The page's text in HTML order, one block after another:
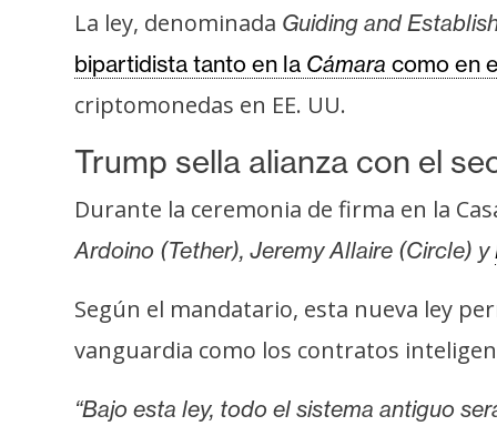
T
m
a
s
R
c
u
s
La ley, denominada Guiding and
bipartidista tanto en la Cámara como en
criptomonedas en EE. UU.
Trump sella alianza con el
Durante la ceremonia de firma en la
Ardoino (Tether), Jeremy Allaire (Circle) y
Según el mandatario, esta nueva ley
vanguardia como los contratos
“Bajo esta ley, todo el sistema antiguo